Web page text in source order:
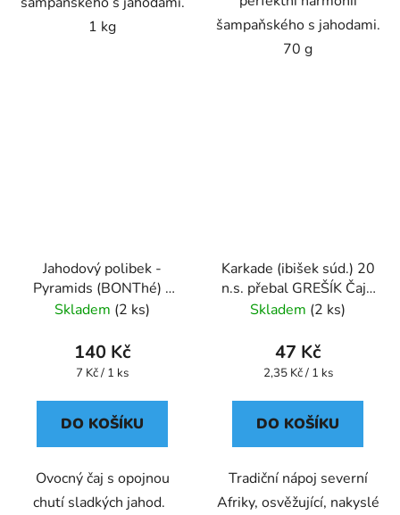
1 kg
šampaňského s jahodami.
70 g
Jahodový polibek -
Pyramids (BONThé) -
Oxalis
Skladem (2 ks)
140 Kč
Měrná
7 Kč / 1 ks
DO KOŠÍKU
Ovocný čaj s opojnou
chutí sladkých jahod.
Karkade (ibišek súd.) 20
n.s. přebal GREŠÍK Čaje
4 světadílů
Skladem (2 ks)
47 Kč
Měrná
2,35 Kč / 1 ks
DO KOŠÍKU
Tradiční nápoj severní
Afriky, osvěžující, nakyslé